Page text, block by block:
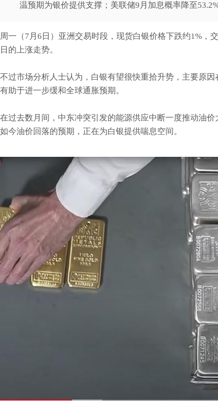
温预期为银价提供支撑；美联储9月加息概率降至
周一（7月6日）亚洲交易时段，现货白银价格下跌约1%，
日的上涨走势。
不过市场分析人士认为，白银有望很快重拾升势，主要原
有助于进一步缓和全球通胀预期。
在过去数月间，中东冲突引发的能源供应中断一度推动油
如今油价回落的预期，正在为白银提供喘息空间。